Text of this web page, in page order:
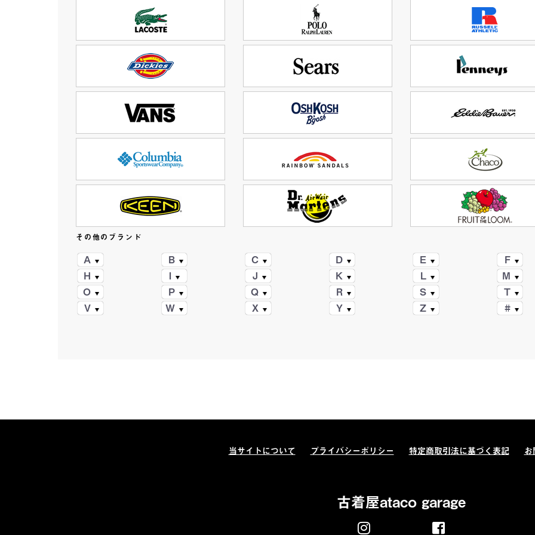
その他のブランド
A B C D E
F
H
J K
M
O
P Q R S
T
V
W X Y Z #
当サイトについて プライバシーポリシー 特定商取引法に基づく表記 お
古着屋ataco garage